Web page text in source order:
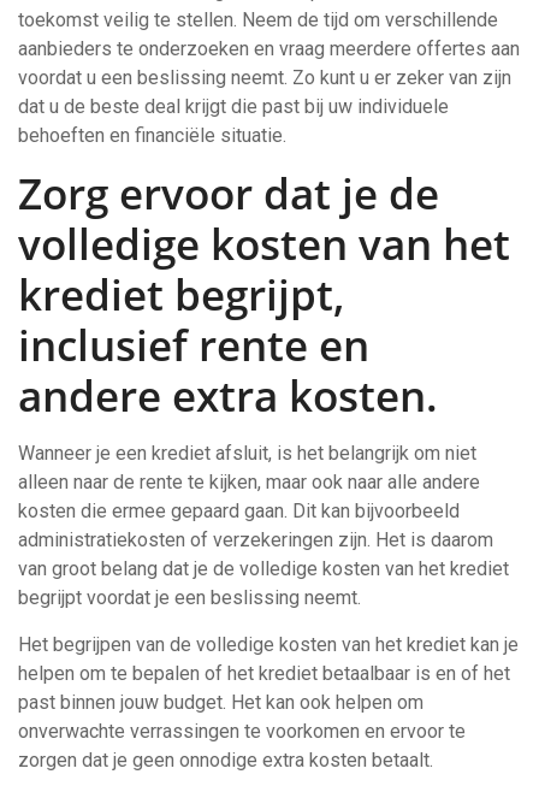
toekomst veilig te stellen. Neem de tijd om verschillende
aanbieders te onderzoeken en vraag meerdere offertes aan
voordat u een beslissing neemt. Zo kunt u er zeker van zijn
dat u de beste deal krijgt die past bij uw individuele
behoeften en financiële situatie.
Zorg ervoor dat je de
volledige kosten van het
krediet begrijpt,
inclusief rente en
andere extra kosten.
Wanneer je een krediet afsluit, is het belangrijk om niet
alleen naar de rente te kijken, maar ook naar alle andere
kosten die ermee gepaard gaan. Dit kan bijvoorbeeld
administratiekosten of verzekeringen zijn. Het is daarom
van groot belang dat je de volledige kosten van het krediet
begrijpt voordat je een beslissing neemt.
Het begrijpen van de volledige kosten van het krediet kan je
helpen om te bepalen of het krediet betaalbaar is en of het
past binnen jouw budget. Het kan ook helpen om
onverwachte verrassingen te voorkomen en ervoor te
zorgen dat je geen onnodige extra kosten betaalt.